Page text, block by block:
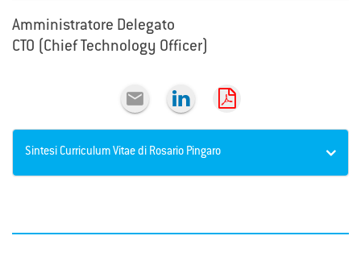
Amministratore Delegato
CTO (Chief Technology Officer)

Sintesi Curriculum Vitae di Rosario Pingaro